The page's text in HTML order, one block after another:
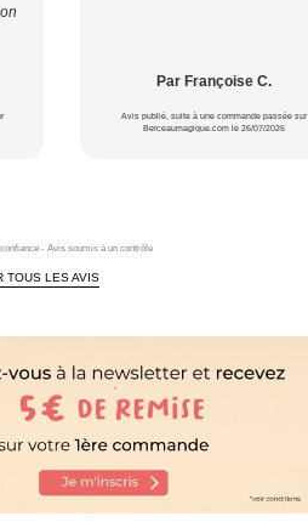
Par Françoise C.
Avis publié, suite à une commande passée sur
Berceaumagique.com le 26/07/2026
- Avis soumis à un contrôle
TOUS LES AVIS